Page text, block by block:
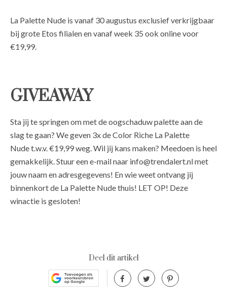
La Palette Nude is vanaf 30 augustus exclusief verkrijgbaar
bij grote Etos filialen en vanaf week 35 ook online voor
€19,99.
GIVEAWAY
Sta jij te springen om met de oogschaduw palette aan de
slag te gaan? We geven 3x de Color Riche La Palette
Nude t.w.v. €19,99 weg. Wil jij kans maken? Meedoen is heel
gemakkelijk. Stuur een e-mail naar info@trendalert.nl met
jouw naam en adresgegevens! En wie weet ontvang jij
binnenkort de La Palette Nude thuis! LET OP! Deze
winactie is gesloten!
Deel dit artikel